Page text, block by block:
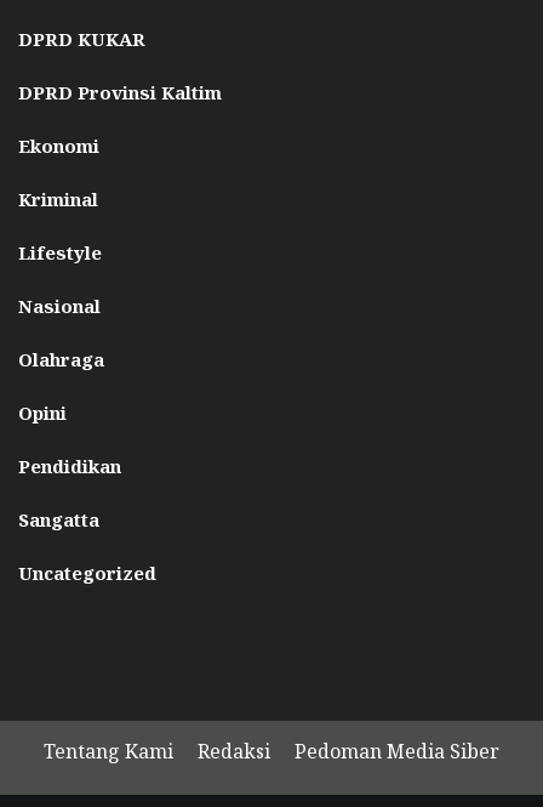
DPRD KUKAR
DPRD Provinsi Kaltim
Ekonomi
Kriminal
Lifestyle
Nasional
Olahraga
Opini
Pendidikan
Sangatta
Uncategorized
Tentang Kami Redaksi Pedoman Media Siber